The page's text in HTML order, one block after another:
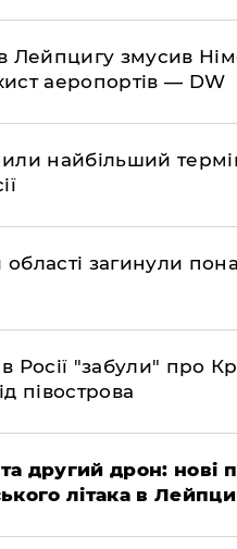
Лейпцигу змусив
аеропортів — DW
найбільший
області загинули
Росії "забули" про
півострова
другий дрон: нові
літака в